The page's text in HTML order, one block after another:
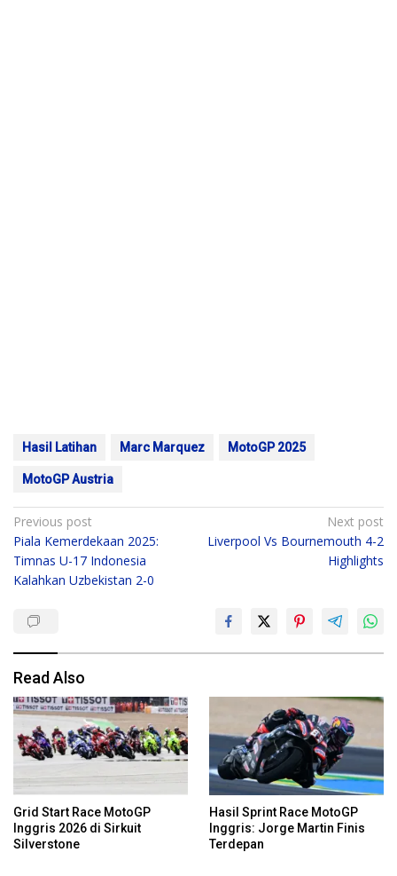
Hasil Latihan Marc Marquez MotoGP 2025
MotoGP Austria
Post
navigation
Previous post
Piala Kemerdekaan 2025:
Timnas U-17 Indonesia
Kalahkan Uzbekistan 2-0
Next post
Liverpool Vs Bournemouth 4-2
Highlights
Read Also
Grid Start Race MotoGP
Inggris 2026 di Sirkuit
Silverstone
Hasil Sprint Race MotoGP
Inggris: Jorge Martin Finis
Terdepan